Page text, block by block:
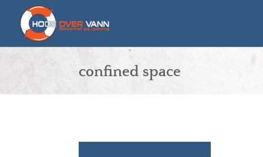
confined space